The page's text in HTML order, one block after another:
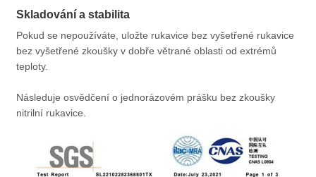
Skladování a stabilita
Pokud se nepoužíváte, uložte rukavice bez vyšetřené rukavice
bez vyšetřené zkoušky v dobře větrané oblasti od extrémů
teploty.
Následuje osvědčení o jednorázovém prášku bez zkoušky
nitrilní rukavice.